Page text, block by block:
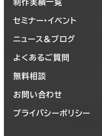
セミナー・イベント
ニュース＆ブログ
よくあるご質問
無料相談
お問い合わせ
プライバシーポリシー